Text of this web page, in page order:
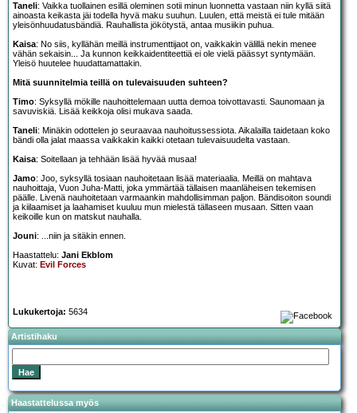
Taneli: Vaikka tuollainen esillä oleminen sotii minun luonnetta vastaan niin kyllä siitä
ainoasta keikasta jäi todella hyvä maku suuhun. Luulen, että meistä ei tule mitään
yleisönhuudatusbändiä. Rauhallista jökötystä, antaa musiikin puhua.
Kaisa: No siis, kyllähän meillä instrumenttijaot on, vaikkakin välillä nekin menee
vähän sekaisin... Ja kunnon keikkaidentiteettiä ei ole vielä päässyt syntymään.
Yleisö huutelee huudattamattakin.
Mitä suunnitelmia teillä on tulevaisuuden suhteen?
Timo: Syksyllä mökille nauhoittelemaan uutta demoa toivottavasti. Saunomaan ja
savuviskiä. Lisää keikkoja olisi mukava saada.
Taneli: Minäkin odottelen jo seuraavaa nauhoitussessiota. Aikalailla taidetaan koko
bändi olla jalat maassa vaikkakin kaikki otetaan tulevaisuudelta vastaan.
Kaisa: Soitellaan ja tehhään lisää hyvää musaa!
Jamo: Joo, syksyllä tosiaan nauhoitetaan lisää materiaalia. Meillä on mahtava
nauhoittaja, Vuon Juha-Matti, joka ymmärtää tällaisen maanläheisen tekemisen
päälle. Livenä nauhoitetaan varmaankin mahdollisimman paljon. Bändisoiton soundi
ja kiilaamiset ja laahamiset kuuluu mun mielestä tällaseen musaan. Sitten vaan
keikoille kun on matskut nauhalla.
Jouni: ...niin ja sitäkin ennen.
Haastattelu: Jani Ekblom
Kuvat: Evil Forces
Lukukertoja: 5634
Artistihaku
Haastattelussa myös